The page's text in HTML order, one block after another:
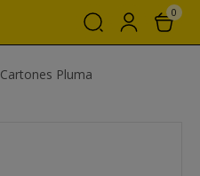
0
Cartones Pluma